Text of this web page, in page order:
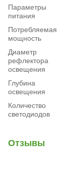
Параметры
питания
Потребляемая
мощность
Диаметр
рефлектора
освещения
Глубина
освещения
Количество
светодиодов
Отзывы